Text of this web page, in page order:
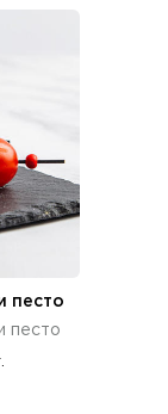
песто
песто